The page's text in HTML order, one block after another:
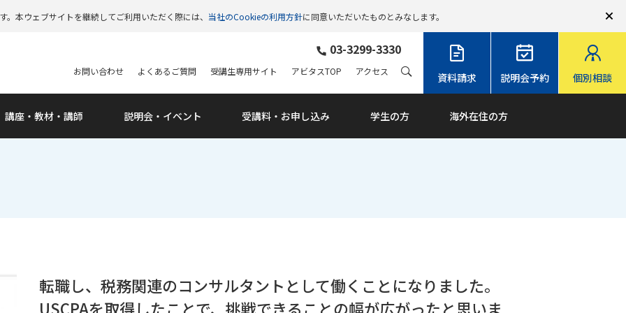
本ウェブサイトを継続してご利用いただく際には、 当社のCookieの利用方針に同意いただいたものとみなします。
資料請求 説明会予約 個別相談
03-3299-3330
講座・教材・講師 説明会・ イベント 受講料・ お申し込み 学生の方 海外在住の方
お問い合わせ よくあるご質問 受講生専用サイト アビタスTOP アクセス
転職し、税務関連のコンサルタントとして働くことになりました。
USCPAを取得したことで、挑戦できることの幅が広がったと思いま